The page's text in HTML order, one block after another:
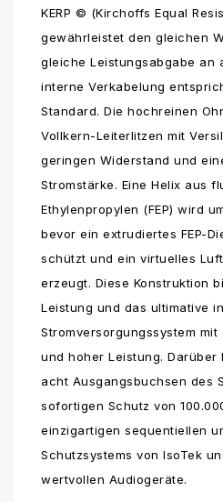
KERP © (Kirchoffs Equal
gewährleistet den gleichen
gleiche Leistungsabgabe an
interne Verkabelung
Standard. Die hochreinen
Vollkern-Leiterlitzen mit
geringen Widerstand und
Stromstärke. Eine Helix aus
Ethylenpropylen (FEP) wird
bevor ein extrudiertes FEP-
schützt und ein virtuelles
erzeugt. Diese Konstruktion
Leistung und das ultimative
Stromversorgungssystem
und hoher Leistung.
acht Ausgangsbuchsen des
sofortigen Schutz von
einzigartigen sequentiellen
Schutzsystems von IsoTek
wertvollen Audiogeräte.